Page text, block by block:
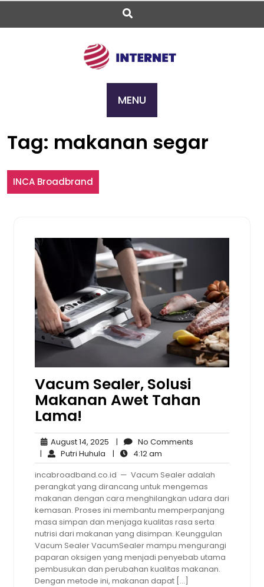
Skip
content
MENU
Tag: makanan segar
INCA Broadbrand
Vacum Sealer, Solusi
Makanan Awet Tahan
Lama!
August 14, 2025 August
14,
2025
| No Comments
| Putri Huhula Putri
Huhula
| 4:12 am
am
incabroadband.co.id — Vacum Sealer adalah
perangkat yang dirancang untuk mengemas
makanan dengan cara menghilangkan udara dari
kemasan. Proses ini membantu memperpanjang
masa simpan dan menjaga kualitas rasa serta
nutrisi dari makanan yang disimpan. Keunggulan
Vacum Sealer VacumSealer mampu mengurangi
paparan oksigen yang menjadi penyebab utama
pembusukan dan perubahan kualitas makanan.
Dengan metode ini, makanan dapat […]